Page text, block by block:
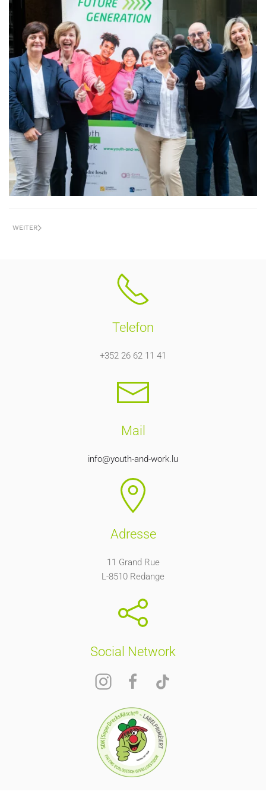
+
WEITER
Telefon
+352 26 62 11 41
Mail
info@youth-and-work.lu
Adresse
11 Grand Rue
L-8510 Redange
Social Network